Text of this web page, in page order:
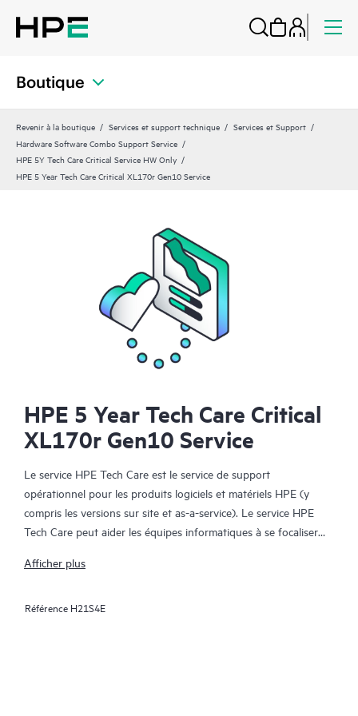
Boutique
Revenir à la boutique Services et support technique
Services et Support
Hardware Software Combo Support Service
HPE 5Y Tech Care Critical Service HW Only
HPE 5 Year Tech Care Critical XL170r Gen10 Service
HPE 5 Year Tech Care Critical
XL170r Gen10 Service
Le service HPE Tech Care est le service de support
opérationnel pour les produits logiciels et matériels HPE (y
compris les versions sur site et as-a-service). Le service HPE
Tech Care peut aider les équipes informatiques à se focaliser
chercher proactivement de meilleures méthodes de travail,
Afficher plus
Référence H21S4E